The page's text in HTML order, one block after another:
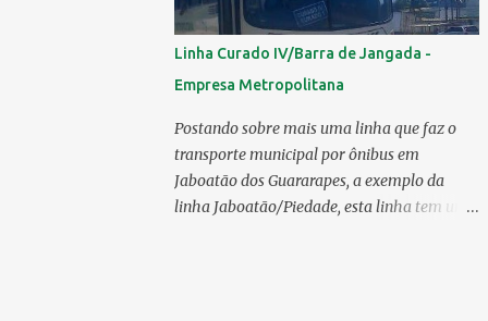
FABUS - Associação Nacional dos
Fabricantes de Ônibus , a Volare, que não faz
parte da associação, fabricou neste ano, 327
modelos urbanos. O que aconteceu com a
Comil ? A Comil vem de um processo de
recuperação judicial e fechamento de filial, o
que em 2025 fez com que a encarroçadora
só produzisse 16 unidades de ônibus
Linha Curado IV/Barra de Jangada -
Empresa Metropolitana
Postando sobre mais uma linha que faz o
transporte municipal por ônibus em
Jaboatão dos Guararapes, a exemplo da
linha Jaboatão/Piedade, esta linha tem um